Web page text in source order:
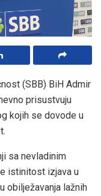
(SBB) BiH Admir
prisustvuju
kojih se dovode u
sa nevladinim
istinitost izjava u
obilježavanja lažnih